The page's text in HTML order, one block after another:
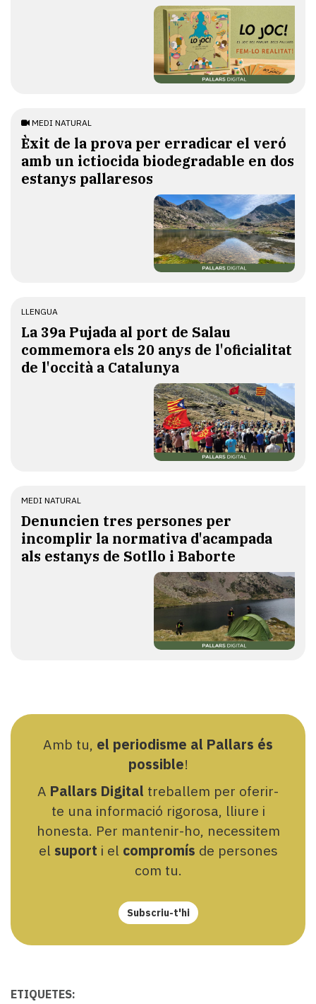
MEDI NATURAL
Èxit de la prova per erradicar el veró
amb un ictiocida biodegradable en dos
estanys pallaresos
LLENGUA
​La 39a Pujada al port de Salau
commemora els 20 anys de l'oficialitat
de l'occità a Catalunya
MEDI NATURAL
Denuncien tres persones per
incomplir la normativa d'acampada
als estanys de Sotllo i Baborte
Amb tu, el periodisme al Pallars és
possible!
A Pallars Digital treballem per oferir-
te una informació rigorosa, lliure i
honesta. Per mantenir-ho, necessitem
el suport i el compromís de persones
com tu.
Subscriu-t'hi
ETIQUETES: